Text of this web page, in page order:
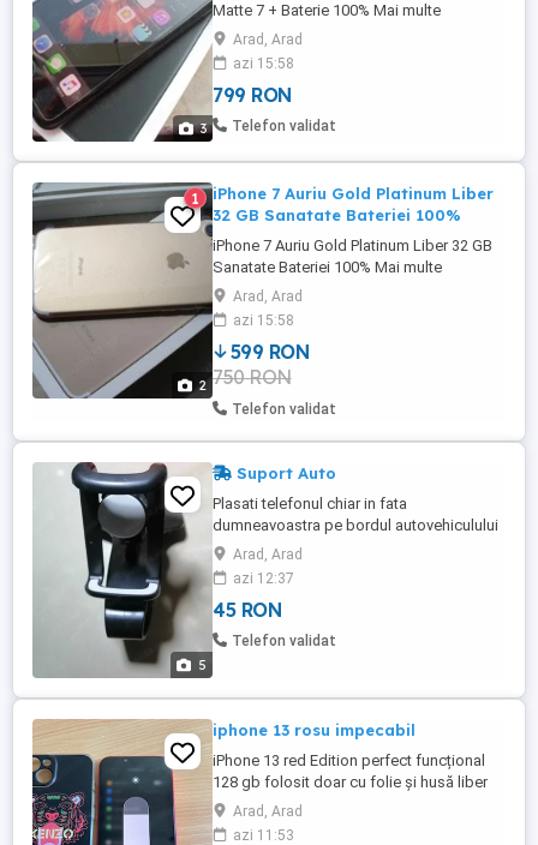
3
Matte 7 + Baterie 100% Mai multe
informati la _0_ 7_ 4 _7_ 6 _3 _0 _8 _5 _2
Sanatatea Bateriei este 100% Apple
iPhone 7 Plus black matte negru matt
Stare absolut perfecta de functionare !
memorie mare 32 GB vine insotit de
Arad, Arad
azi 15:58
799 RON
Telefon validat
2
1
iPhone 7 Auriu Gold Platinum Liber
32 GB Sanatate Bateriei 100%
iPhone 7 Auriu Gold Platinum Liber 32 GB
Sanatate Bateriei 100% Mai multe
informati la _0_ 7_ 4 _7_ 6 _3 _0 _8 _5 _2
Ofer spre vanzare, iPhone 7 Gold Auriu
stare tehnica perfecta Stare ireprosabila !
fara urme de folosinta e la liber merge cu
orice sim nu este blocat sau codat e
NEVERLOKED 4G Memorie ...
Arad, Arad
azi 15:58
599 RON
750 RON
Telefon validat
5
Suport Auto
Plasati telefonul chiar in fata
dumneavoastra pe bordul autovehiculului
si bucurati-va de multe ore de condus.
Telefonul este usor accesibil in timp ce
clema suportului il mentine stabil si sigur.
Funcția rotativă la 360 de grade vă permite
să alegeti cel mai convenabil unghi de
Arad, Arad
azi 12:37
45 RON
Telefon validat
iphone 13 rosu impecabil
iPhone 13 red Edition perfect funcțional
128 gb folosit doar cu folie și husă liber
de rețea accept și schimb cu alt telefon
doar în Arad
Arad, Arad
azi 11:53